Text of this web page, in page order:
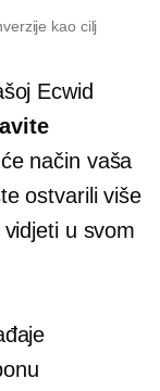
kao cilj
Ecwid
način vaša
ostvarili više
u svom